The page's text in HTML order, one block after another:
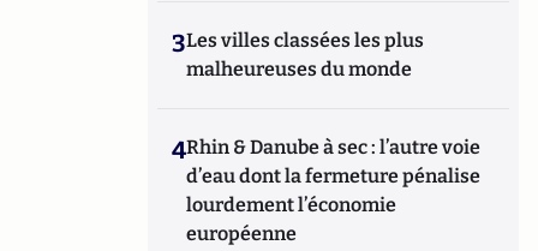
3Les villes classées les plus
malheureuses du monde
4Rhin & Danube à sec : l’autre voie
d’eau dont la fermeture pénalise
lourdement l’économie
européenne